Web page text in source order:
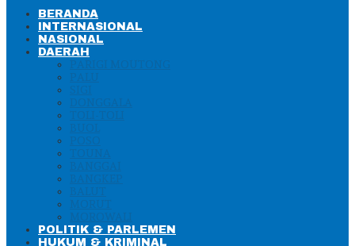
BERANDA
INTERNASIONAL
NASIONAL
DAERAH
PARIGI MOUTONG
PALU
SIGI
DONGGALA
TOLI-TOLI
BUOL
POSO
TOUNA
BANGGAI
BANGKEP
BALUT
MORUT
MOROWALI
POLITIK & PARLEMEN
HUKUM & KRIMINAL